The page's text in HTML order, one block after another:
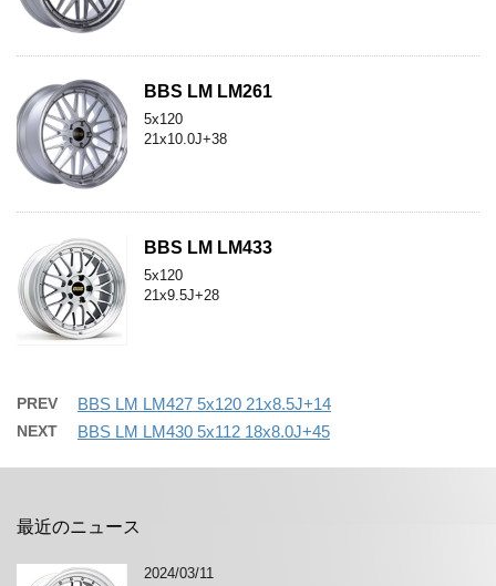
BBS LM LM261
5x120
21x10.0J+38
BBS LM LM433
5x120
21x9.5J+28
PREV BBS LM LM427 5x120 21x8.5J+14
NEXT BBS LM LM430 5x112 18x8.0J+45
最近のニュース
2024/03/11